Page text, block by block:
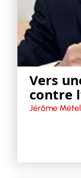
Vers
contre
Jérôme